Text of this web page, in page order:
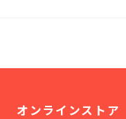
オンラインストア